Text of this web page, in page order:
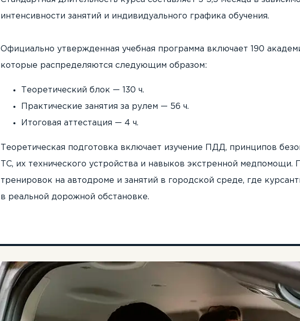
интенсивности занятий и индивидуального графика обучения.
Официально утвержденная учебная программа включает 190
которые распределяются следующим образом:
Теоретический блок — 130 ч.
Практические занятия за рулем — 56 ч.
Итоговая аттестация — 4 ч.
Теоретическая подготовка включает изучение ПДД, принципов
ТС, их технического устройства и навыков экстренной медпомощи.
тренировок на автодроме и занятий в городской среде, где
в реальной дорожной обстановке.